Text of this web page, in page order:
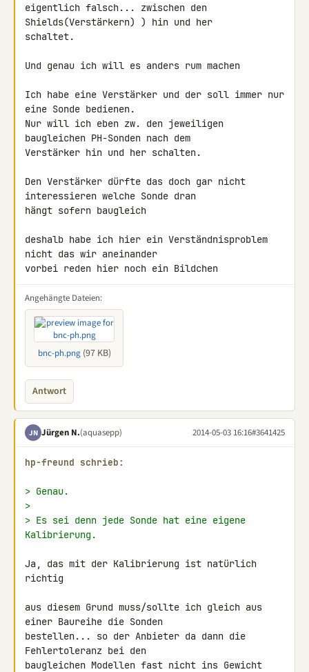
eigentlich falsch... zwischen den
Shields(Verstärkern) ) hin und her
schaltet.
Und genau ich will es anders rum machen
Ich habe eine Verstärker und der soll immer nur
eine Sonde bedienen.
Nur will ich eben zw. den jeweiligen
baugleichen PH-Sonden nach dem
Verstärker hin und her schalten.
Den Verstärker dürfte das doch gar nicht
interessieren welche Sonde dran
hängt sofern baugleich
deshalb habe ich hier ein Verständnisproblem
nicht das wir aneinander
vorbei reden hier noch ein Bildchen
Angehängte Dateien:
bnc-ph.png(97 KB)
Antwort
JN Jürgen N.(aquasepp) 2014-05-03 16:16#3641425
hp-freund schrieb:
> Genau.
>
> Es sei denn jede Sonde hat eine eigene
Kalibrierung.
Ja, das mit der Kalibrierung ist natürlich
richtig
aus diesem Grund muss/sollte ich gleich aus
einer Baureihe die Sonden
bestellen... so der Anbieter da dann die
Fehlertoleranz bei den
baugleichen Modellen fast nicht ins Gewicht